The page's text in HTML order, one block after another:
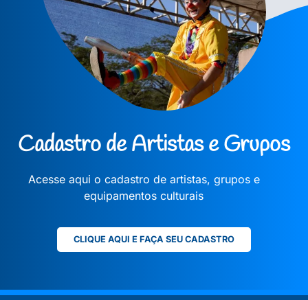
Cadastro de Artistas e Grupos
Acesse aqui o cadastro de artistas, grupos e
equipamentos culturais
CLIQUE AQUI E FAÇA SEU CADASTRO